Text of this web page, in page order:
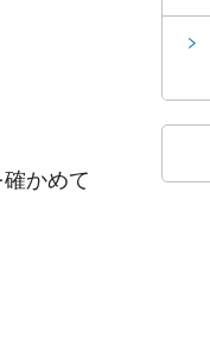
かめて